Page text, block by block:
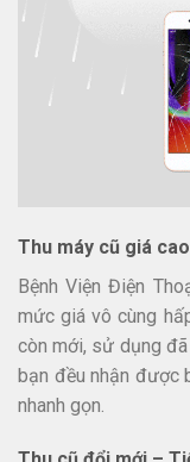
Thu máy cũ giá
Bệnh Viện Điện
mức giá vô cùng
còn mới, sử dụng
bạn đều nhận được
nhanh gọn.